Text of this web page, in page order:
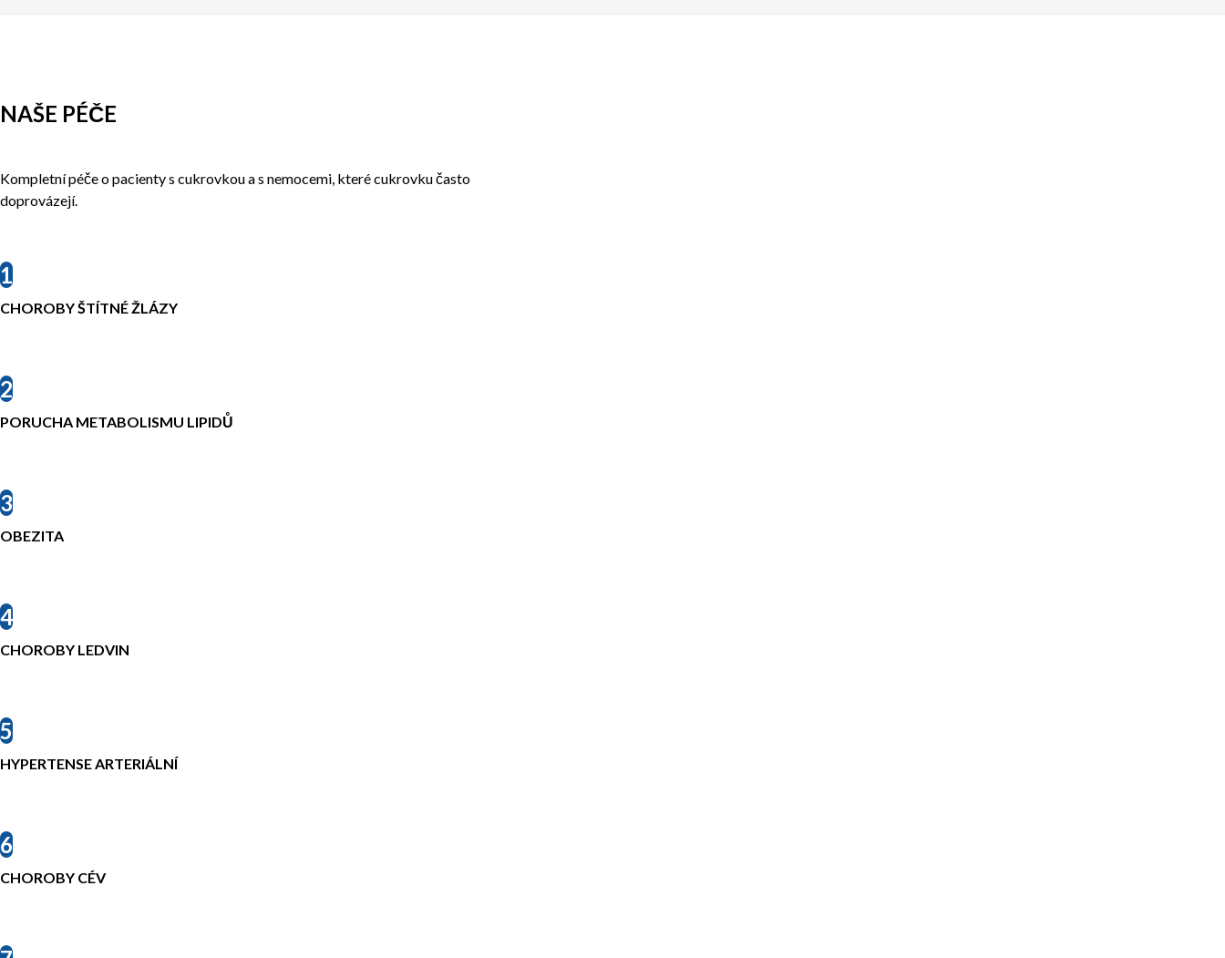
NAŠE PÉČE
Kompletní péče o pacienty s cukrovkou a s nemocemi, které cukrovku často
doprovázejí.
1
CHOROBY ŠTÍTNÉ ŽLÁZY
2
PORUCHA METABOLISMU LIPIDŮ
3
OBEZITA
4
CHOROBY LEDVIN
5
HYPERTENSE ARTERIÁLNÍ
6
CHOROBY CÉV